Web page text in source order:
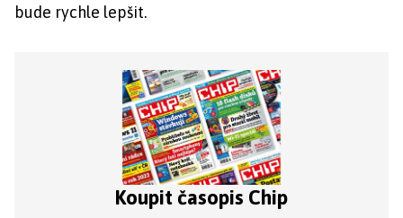
bude rychle lepšit.
Koupit časopis Chip